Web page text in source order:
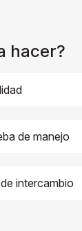
hacer?
de manejo
intercambio